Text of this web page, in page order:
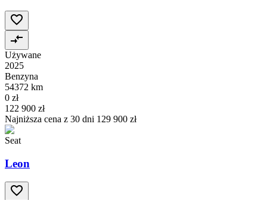
Używane
2025
Benzyna
54372 km
0 zł
122 900 zł
Najniższa cena z 30 dni 129 900 zł
Seat
Leon